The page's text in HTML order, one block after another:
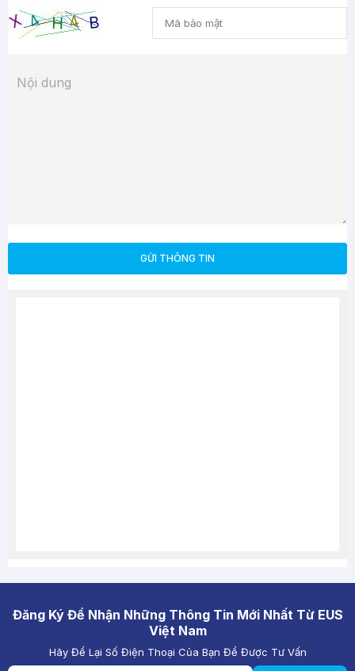
GỬI THÔNG TIN
Đăng Ký Để Nhận Những Thông Tin Mới Nhất Từ EUS
Việt Nam
Hãy Để Lại Số Điện Thoại Của Bạn Để Được Tư Vấn